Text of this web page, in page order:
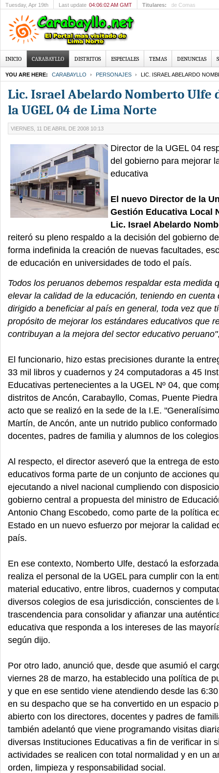
Tuesday, Apr 19th Last update 04:06:02 AM GMT Titulares: Mandan a la carcel
INICIO CARABAYLLO DISTRITOS ESPECIALES TEMAS DENUNCIAS
YOU ARE HERE: CARABAYLLO PERSONAJES LIC. ISRAEL ABELARDO
Lic. Israel Abelardo Nomberto Ulfe
la UGEL 04 de Lima Norte
VIERNES, 11 DE ABRIL DE 2008 10:13
Director de la UGEL 04
del gobierno para mejorar
educativa
El nuevo Director de la
Gestión Educativa Local
Lic. Israel Abelardo
reiteró su pleno respaldo a la decisión del gobierno
forma indefinida la creación de nuevas facultades,
de educación en universidades de todo el país.
Todos los peruanos debemos respaldar esta medida
elevar la calidad de la educación, teniendo en cuenta
dirigido a beneficiar al país en general, toda vez que
propósito de mejorar los estándares educativos que
contribuyan a la mejora del sector educativo peruano"
El funcionario, hizo estas precisiones durante la
33 mil libros y cuadernos y 24 computadoras a 45
Educativas pertenecientes a la UGEL Nº 04, que
distritos de Ancón, Carabayllo, Comas, Puente
acto que se realizó en la sede de la I.E.
Martín, de Ancón, ante un nutrido publico
docentes, padres de familia y alumnos de los
Al respecto, el director aseveró que la entrega de
educativos forma parte de un conjunto de acciones
ejecutando a nivel nacional cumpliendo con
gobierno central a propuesta del ministro de
Antonio Chang Escobedo, como parte de la política
Estado en un nuevo esfuerzo por mejorar la calidad
país.
En ese contexto, Nomberto Ulfe, destacó la
realiza el personal de la UGEL para cumplir con la
material educativo, entre libros, cuadernos y
diversos colegios de esa jurisdicción, conscientes de
trascendencia para consolidar y afianzar una
educativa que responda a los intereses de las
según dijo.
Por otro lado, anunció que, desde que asumió el
viernes 28 de marzo, ha establecido una política de
y que en ese sentido viene atendiendo desde las
en su despacho que se ha convertido en un espacio
abierto con los directores, docentes y padres de
también adelantó que viene programando visitas
diversas Instituciones Educativas a fin de verificar in
actividades se realicen con total normalidad y en un
orden, limpieza y responsabilidad social.